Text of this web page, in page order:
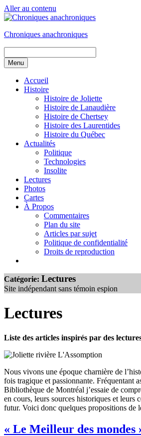
Aller au contenu
Chroniques anachroniques
Menu
Accueil
Histoire
Histoire de Joliette
Histoire de Lanaudière
Histoire de Chertsey
Histoire des Laurentides
Histoire du Québec
Actualités
Politique
Technologies
Insolite
Lectures
Photos
Cartes
À Propos
Commentaires
Plan du site
Articles par sujet
Politique de confidentialité
Droits de reproduction
Catégorie: Lectures
Site indépendant sans témoin espion
Lectures
Liste des articles inspirés par des
Nous vivons une époque charnière de
fois tragique et passionnante. Fréquentant
Bibliothèque de Montréal j’essaie de
en cours, leurs sources historiques et leurs
futur. Voici donc quelques propositions de
« Le Meilleur des mondes